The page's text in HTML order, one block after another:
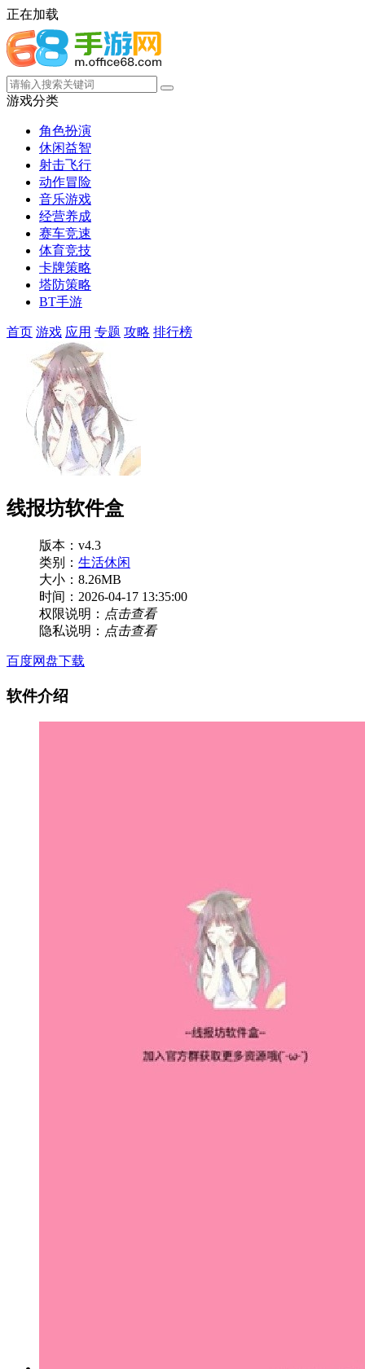
正在加载
游戏分类
角色扮演
休闲益智
射击飞行
动作冒险
音乐游戏
经营养成
赛车竞速
体育竞技
卡牌策略
塔防策略
BT手游
首页 游戏 应用 专题 攻略 排行榜
线报坊软件盒
版本：v4.3
类别： 生活休闲
大小：8.26MB
时间：2026-04-17 13:35:00
权限说明： 点击查看
隐私说明： 点击查看
百度网盘下载
软件介绍